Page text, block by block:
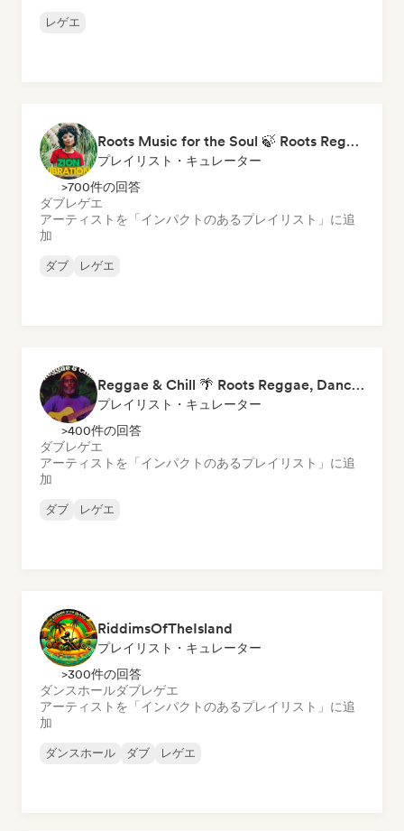
レゲエ
Roots Music for the Soul 🍃 Roots Reggae, Dub & Dancehall
プレイリスト・キュレーター
>700件の回答
ダブレゲエ
アーティストを「インパクトのあるプレイリスト」に追
加
ダブ レゲエ
Reggae & Chill 🌴 Roots Reggae, Dancehall & Dub
プレイリスト・キュレーター
>400件の回答
ダブレゲエ
アーティストを「インパクトのあるプレイリスト」に追
加
ダブ レゲエ
RiddimsOfTheIsland
プレイリスト・キュレーター
>300件の回答
ダンスホールダブレゲエ
アーティストを「インパクトのあるプレイリスト」に追
加
ダンスホール ダブ レゲエ